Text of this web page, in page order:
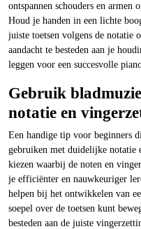
ontspannen schouders en armen
Houd je handen in een lichte
juiste toetsen volgens de notatie
aandacht te besteden aan je
leggen voor een succesvolle
Gebruik
notatie en
Een handige tip voor beginners
gebruiken met duidelijke notatie
kiezen waarbij de noten en
je efficiënter en nauwkeuriger
helpen bij het ontwikkelen van
soepel over de toetsen kunt
besteden aan de juiste